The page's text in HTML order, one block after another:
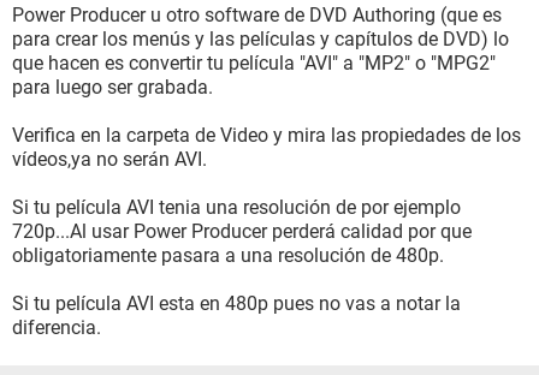
Power Producer u otro software de DVD Authoring (que es
para crear los menús y las películas y capítulos de DVD) lo
que hacen es convertir tu película "AVI" a "MP2" o "MPG2"
para luego ser grabada.
Verifica en la carpeta de Video y mira las propiedades de los
vídeos,ya no serán AVI.
Si tu película AVI tenia una resolución de por ejemplo
720p...Al usar Power Producer perderá calidad por que
obligatoriamente pasara a una resolución de 480p.
Si tu película AVI esta en 480p pues no vas a notar la
diferencia.